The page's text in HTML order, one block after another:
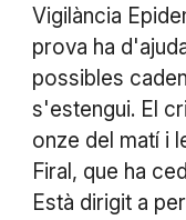
Vigilància
prova ha
possibles
s'estengui. El
onze del matí i
Firal, que ha
Està dirigit a